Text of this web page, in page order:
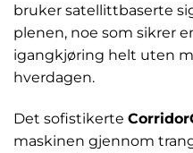
bruker satellittbaserte
plenen, noe som sikrer
igangkjøring helt uten
hverdagen.
Det sofistikerte
maskinen gjennom